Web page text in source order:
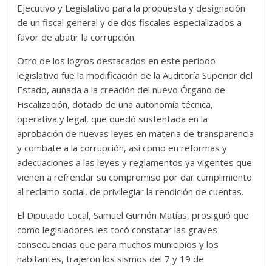
Ejecutivo y Legislativo para la propuesta y designación
de un fiscal general y de dos fiscales especializados a
favor de abatir la corrupción.
Otro de los logros destacados en este periodo
legislativo fue la modificación de la Auditoría Superior del
Estado, aunada a la creación del nuevo Órgano de
Fiscalización, dotado de una autonomía técnica,
operativa y legal, que quedó sustentada en la
aprobación de nuevas leyes en materia de transparencia
y combate a la corrupción, así como en reformas y
adecuaciones a las leyes y reglamentos ya vigentes que
vienen a refrendar su compromiso por dar cumplimiento
al reclamo social, de privilegiar la rendición de cuentas.
El Diputado Local, Samuel Gurrión Matías, prosiguió que
como legisladores les tocó constatar las graves
consecuencias que para muchos municipios y los
habitantes, trajeron los sismos del 7 y 19 de